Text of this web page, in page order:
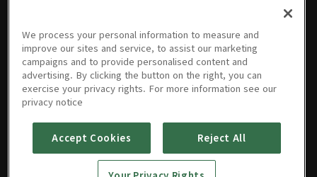
85회
03/12/2026 • 46분
84회 83회 82회 81회 80회
We process your personal information to measure and
improve our sites and service, to assist our marketing
campaigns and to provide personalised content and
advertising. By clicking the button on the right, you can
exercise your privacy rights. For more information see our
privacy notice
Accept Cookies Reject All